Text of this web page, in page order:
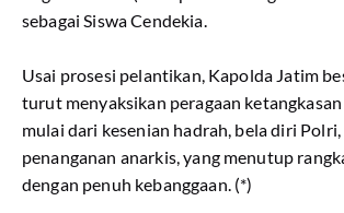
sebagai Siswa Cendekia.
​Usai prosesi pelantikan, Kapolda Jatim
turut menyaksikan peragaan
mulai dari kesenian hadrah, bela diri
penanganan anarkis, yang menutup
dengan penuh kebanggaan. (*)